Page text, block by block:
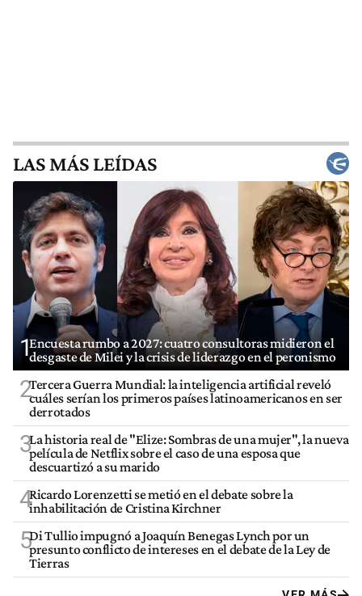
LAS MÁS LEÍDAS
1Encuesta rumbo a 2027: cuatro consultoras midieron el
desgaste de Milei y la crisis de liderazgo en el peronismo
2Tercera Guerra Mundial: la inteligencia artificial reveló
cuáles serían los primeros países latinoamericanos en ser
derrotados
3La historia real de "Elize: Sombras de una mujer", la nueva
película de Netflix sobre el caso de una esposa que
descuartizó a su marido
4Ricardo Lorenzetti se metió en el debate sobre la
inhabilitación de Cristina Kirchner
5Di Tullio impugnó a Joaquín Benegas Lynch por un
presunto conflicto de intereses en el debate de la Ley de
Tierras